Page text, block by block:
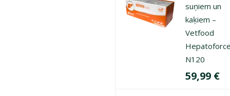
suņiem un
kaķiem –
Vetfood
N120
Cena
59,99 €